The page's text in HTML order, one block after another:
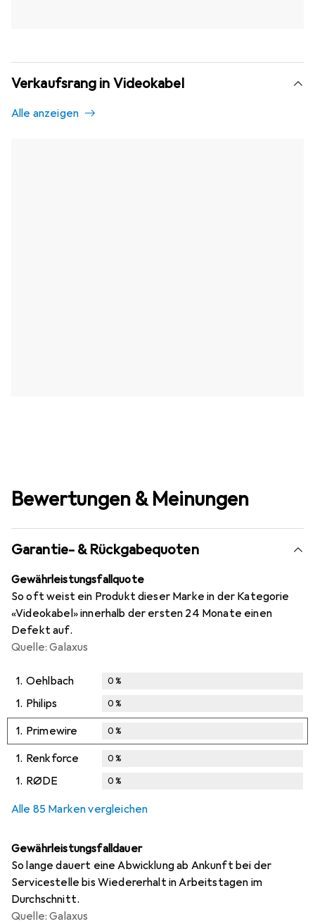
Verkaufsrang in Videokabel
Alle anzeigen
Bewertungen & Meinungen
Garantie- & Rückgabequoten
Gewährleistungsfallquote
So oft weist ein Produkt dieser Marke in der Kategorie
«Videokabel» innerhalb der ersten 24 Monate einen
Defekt auf.
Quelle: Galaxus
1. Oehlbach 0%
1. Philips 0%
1. Primewire 0%
1. Renkforce 0%
1. RØDE 0%
Alle 85 Marken vergleichen
Gewährleistungsfalldauer
So lange dauert eine Abwicklung ab Ankunft bei der
Servicestelle bis Wiedererhalt in Arbeitstagen im
Durchschnitt.
Quelle: Galaxus